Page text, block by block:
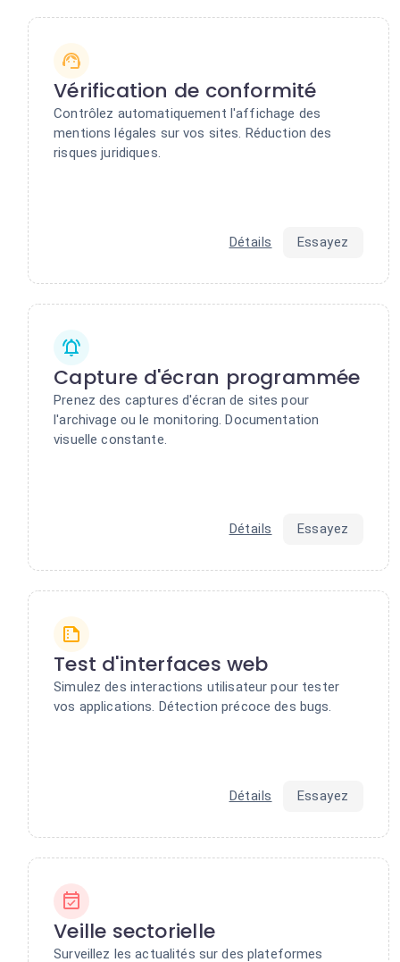
Vérification de conformité
Contrôlez automatiquement l'affichage des
mentions légales sur vos sites. Réduction des
risques juridiques.
Détails Essayez
Capture d'écran programmée
Prenez des captures d'écran de sites pour
l'archivage ou le monitoring. Documentation
visuelle constante.
Détails Essayez
Test d'interfaces web
Simulez des interactions utilisateur pour tester
vos applications. Détection précoce des bugs.
Détails Essayez
Veille sectorielle
Surveillez les actualités sur des plateformes